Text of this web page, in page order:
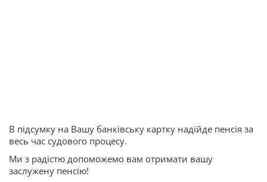
В підсумку на Вашу банківську картку надійде пенсія за
весь час судового процесу.
Ми з радістю допоможемо вам отримати вашу
заслужену пенсію!